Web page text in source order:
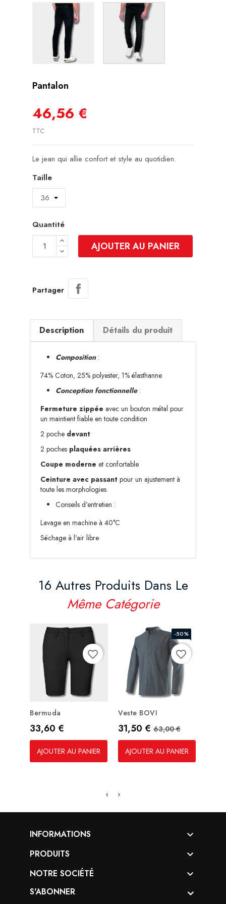
Pantalon
46,56 €
TTC
Le jean qui allie confort et style au quotidien.
Taille
Quantité
AJOUTER AU PANIER
Partager
Description Détails du produit
Composition:
74% Coton, 25% polyester, 1% élasthanne
Conception fonctionnelle:
Fermeture zippée avec un bouton métal pour
un maintient fiable en toute condition
2 poche devant
2 poches plaquées arrières
Coupe moderne et confortable
Ceinture avec passant pour un ajustement à
toute les morphologies
Conseils d'entretien :
Lavage en machine à 40°C
Séchage à l'air libre
16 Autres Produits Dans Le
Même Catégorie
Bermuda
Prix
33,60 €
AJOUTER AU PANIER
favorite_border
-50%
Veste BOVI
Prix
31,50 € Prix de base
63,00 €
AJOUTER AU PANIER
favorite_border
INFORMATIONS 
PRODUITS 
NOTRE SOCIÉTÉ 
S'ABONNER